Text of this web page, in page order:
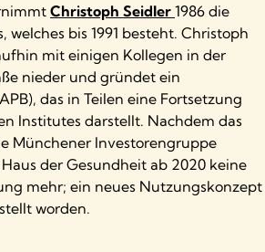
Christoph Seidler 1986 die
welches bis 1991 besteht. Christoph
mit einigen Kollegen in der
nieder und gründet ein
das in Teilen eine Fortsetzung
Institutes darstellt. Nachdem das
Münchener Investorengruppe
der Gesundheit ab 2020 keine
mehr; ein neues Nutzungskonzept
worden.